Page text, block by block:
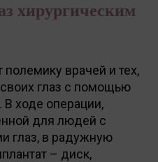
хирургическим
врачей и тех,
глаз с помощью
ходе операции,
для людей с
глаз, в радужную
– диск,